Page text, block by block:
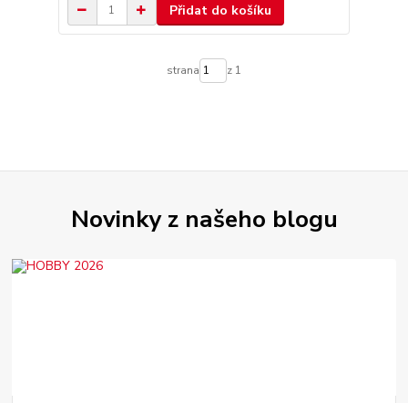
Přidat do košíku
strana z 1
Novinky z našeho blogu